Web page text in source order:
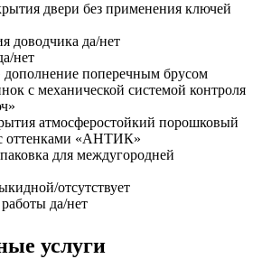
двери без применения ключей
доводчика да/нет
нет
дополнение поперечным брусом
с механической системой контроля
атмосферостойкий порошковый
оттенками «АНТИК»
для междугородней
отсутствует
да/нет
услуги